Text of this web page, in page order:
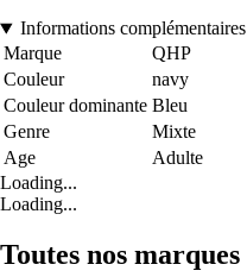
Informations complémentaires
Marque
QHP
Couleur
navy
Couleur dominante Bleu
Genre
Mixte
Age
Adulte
Loading...
Loading...
Toutes nos marques